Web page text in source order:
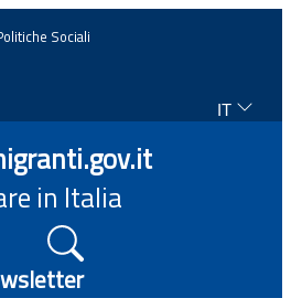
Sociali
IT
in Italia